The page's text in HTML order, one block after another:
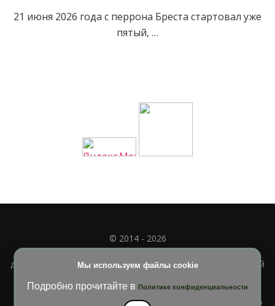
21 июня 2026 года с перрона Бреста стартовал уже
пятый, …
Мы используем файлы cookie
Подробно прочитайте в Политике конфиденциальности
© 2014 - 2026
Полное или частичное использование материала
допускается только при наличии активной и индексируемой
Blossom Diva | РазработанаТемы Blossom . На платформе